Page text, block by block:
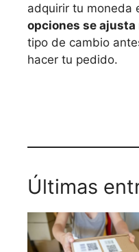
adquirir tu moneda
opciones se
tipo de cambio
hacer tu pedido.
Últimas